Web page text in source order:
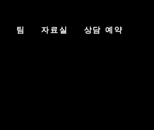
팀 자료실 상담 예약